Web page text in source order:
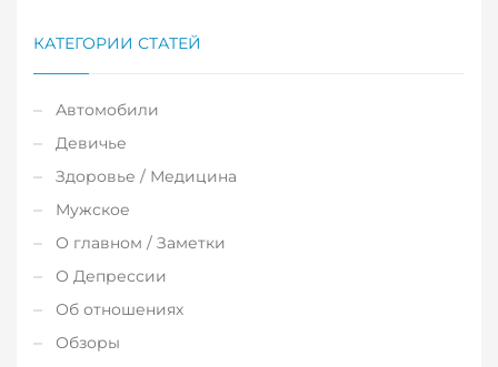
КАТЕГОРИИ СТАТЕЙ
Автомобили
Девичье
Здоровье / Медицина
Мужское
О главном / Заметки
О Депрессии
Об отношениях
Обзоры